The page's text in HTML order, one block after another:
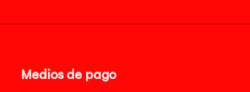
Medios de pago